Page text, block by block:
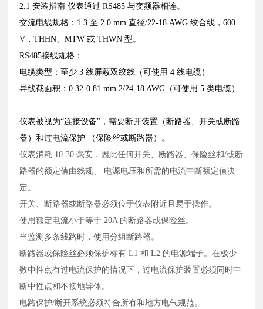
2.1 安装指南仪表通过 RS485 与变频器相连。
交流电线规格：1.3 至 2.0 mm 直径/22-18 AWG 绞合线，600
V，THHN、MTW 或 THWN 型。
RS485接线规格：
电缆类型：至少 3 线屏蔽双绞线（可使用 4 线电缆）
导线截面积：0.32-0.81 mm 2/24-18 AWG（可使用 5 类电缆）
仪表被视为“连接设备"，需要断开装置（断路器、开关或断路
器）和过电流保护
（保险丝或断路器）。
仪表消耗 10-30 毫安，因此任何开关、断路器、保险丝和/或断
路器的额定值由线规、 电源电压和所需的电流中断额定值决
定。
开关、断路器或断路器必须位于仪表附近且易于操作。
使用额定电流小于等于 20A 的断路器或保险丝。
当监测多条线路时，使用分组断路器。
断路器或保险丝必须保护标有 L1 和 L2 的电源端子。在极少
数中性点有过电流保护的情况下，过电流保护装置必须同时中
断中性点和不接地导体。
电路保护/断开系统必须符合所有和地方电气规范。